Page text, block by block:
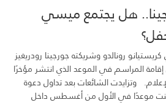
هل يجتمع ميسي
رونالدو وشريكته جورجينا رودريغيز
المراسم في الموعد الذي انتشر مؤخرًا
وتزايدت الشائعات بعد تداول دعوة
موعدًا في الأول من أغسطس داخل